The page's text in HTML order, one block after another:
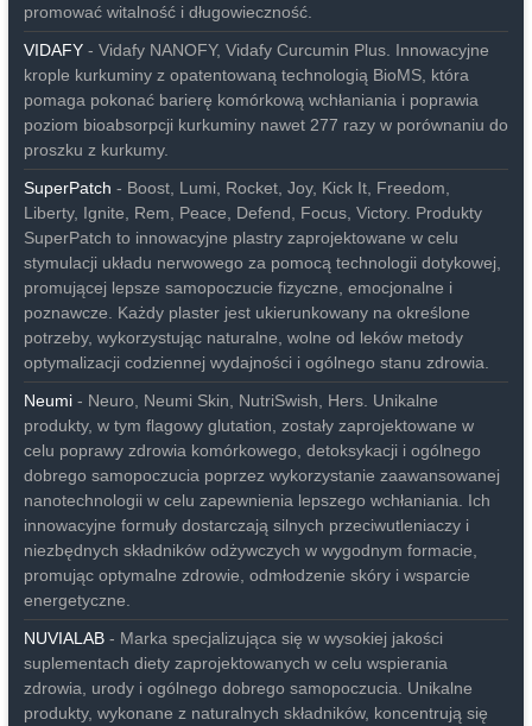
promować witalność i długowieczność.
VIDAFY- Vidafy NANOFY, Vidafy Curcumin Plus. Innowacyjne
krople kurkuminy z opatentowaną technologią BioMS, która
pomaga pokonać barierę komórkową wchłaniania i poprawia
poziom bioabsorpcji kurkuminy nawet 277 razy w porównaniu do
proszku z kurkumy.
SuperPatch - Boost, Lumi, Rocket, Joy, Kick It, Freedom,
Liberty, Ignite, Rem, Peace, Defend, Focus, Victory. Produkty
SuperPatch to innowacyjne plastry zaprojektowane w celu
stymulacji układu nerwowego za pomocą technologii dotykowej,
promującej lepsze samopoczucie fizyczne, emocjonalne i
poznawcze. Każdy plaster jest ukierunkowany na określone
potrzeby, wykorzystując naturalne, wolne od leków metody
optymalizacji codziennej wydajności i ogólnego stanu zdrowia.
Neumi- Neuro, Neumi Skin, NutriSwish, Hers. Unikalne
produkty, w tym flagowy glutation, zostały zaprojektowane w
celu poprawy zdrowia komórkowego, detoksykacji i ogólnego
dobrego samopoczucia poprzez wykorzystanie zaawansowanej
nanotechnologii w celu zapewnienia lepszego wchłaniania. Ich
innowacyjne formuły dostarczają silnych przeciwutleniaczy i
niezbędnych składników odżywczych w wygodnym formacie,
promując optymalne zdrowie, odmłodzenie skóry i wsparcie
energetyczne.
NUVIALAB- Marka specjalizująca się w wysokiej jakości
suplementach diety zaprojektowanych w celu wspierania
zdrowia, urody i ogólnego dobrego samopoczucia. Unikalne
produkty, wykonane z naturalnych składników, koncentrują się